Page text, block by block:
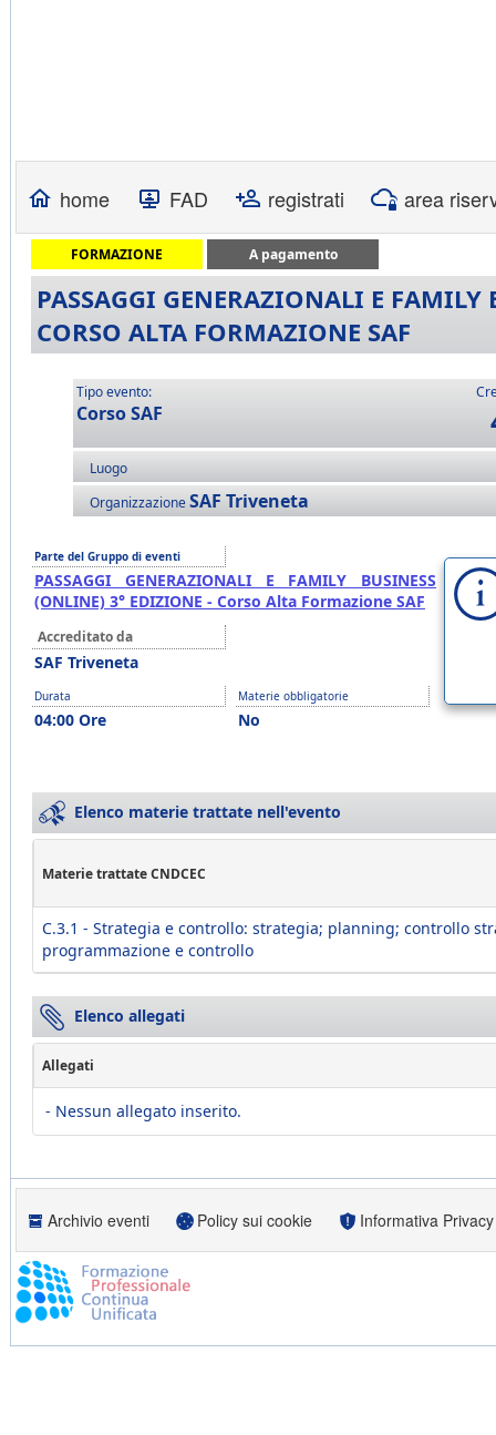
home FAD registrati area
FORMAZIONE A pagamento
PASSAGGI GENERAZIONALI E
CORSO ALTA FORMAZIONE SAF
Tipo evento:
Corso SAF
Luogo
OrganizzazioneSAF Triveneta
Parte del Gruppo di eventi
PASSAGGI GENERAZIONALI E FAMILY BUSINESS
(ONLINE) 3° EDIZIONE - Corso Alta Formazione SAF
Accreditato da
SAF Triveneta
Durata
04:00 Ore
Materie obbligatorie
No
Elenco materie trattate nell'evento
Materie trattate CNDCEC
C.3.1 - Strategia e controllo: strategia; planning; controllo
programmazione e controllo
Elenco allegati
Allegati
- Nessun allegato inserito.
Archivio eventi Policy sui cookie Informativa Privacy